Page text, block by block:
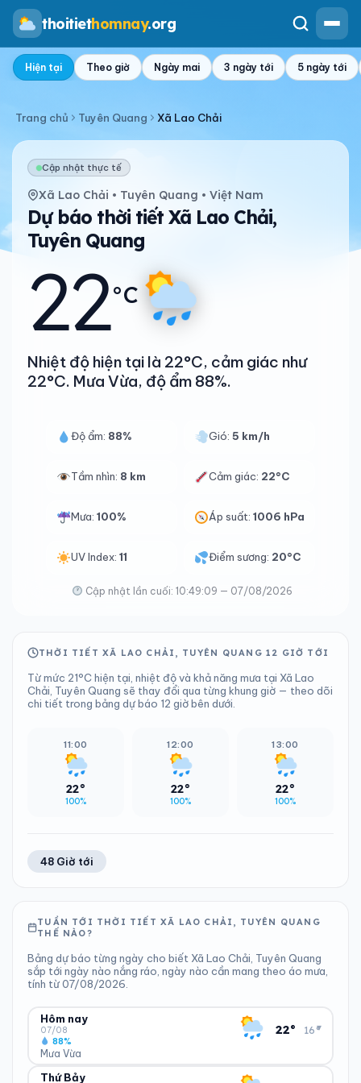
thoitiethomnay.org
Hiện tại Theo giờ Ngày mai 3 ngày tới 5 ngày tới
Trang chủ Tuyên Quang Xã Lao Chải
Cập nhật thực tế
Xã Lao Chải • Tuyên Quang • Việt Nam
Dự báo thời tiết Xã Lao Chải,
Tuyên Quang
22°C
Nhiệt độ hiện tại là 22°C, cảm giác như
22°C. Mưa Vừa, độ ẩm 88%.
Độ ẩm: 88% Gió:5 km/h
Tầm nhìn: 8 km Cảm giác: 22°C
Mưa: 100% Áp suất:1006 hPa
UV Index: 11 Điểm sương: 20°C
Cập nhật lần cuối: 10:49:09 — 07/08/2026
THỜI TIẾT XÃ LAO CHẢI, TUYÊN QUANG 12 GIỜ TỚI
Từ mức 21°C hiện tại, nhiệt độ và khả năng mưa tại Xã Lao
Chải, Tuyên Quang sẽ thay đổi qua từng khung giờ — theo dõi
chi tiết trong bảng dự báo 12 giờ bên dưới.
11:00
22°
100%
12:00
22°
100%
13:00
22°
100%
48 Giờ tới
TUẦN TỚI THỜI TIẾT XÃ LAO CHẢI, TUYÊN QUANG
THẾ NÀO?
Bảng dự báo từng ngày cho biết Xã Lao Chải, Tuyên Quang
sắp tới ngày nào nắng ráo, ngày nào cần mang theo áo mưa,
tính từ 07/08/2026.
Hôm nay
07/08
Mưa Vừa
88%
22° 16°
▾
ĐỘ ẨM
Thứ Bảy